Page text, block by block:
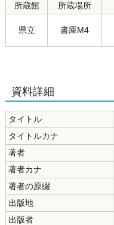
所蔵館 所蔵場所
県立 書庫M4
資料詳細
タイトル
タイトルカナ
著者
著者カナ
著者の原綴
出版地
出版者